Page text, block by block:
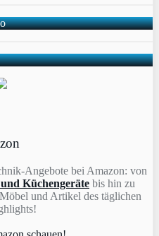
Angebote bei Amazon: von
Küchengeräte bis hin zu
und Artikel des täglichen